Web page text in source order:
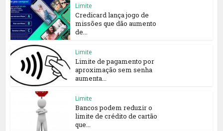
Limite
Credicard lança jogo de
missões que dão aumento
de...
Limite
Limite de pagamento por
aproximação sem senha
aumenta...
Limite
Bancos podem reduzir o
limite de crédito de cartão
que...